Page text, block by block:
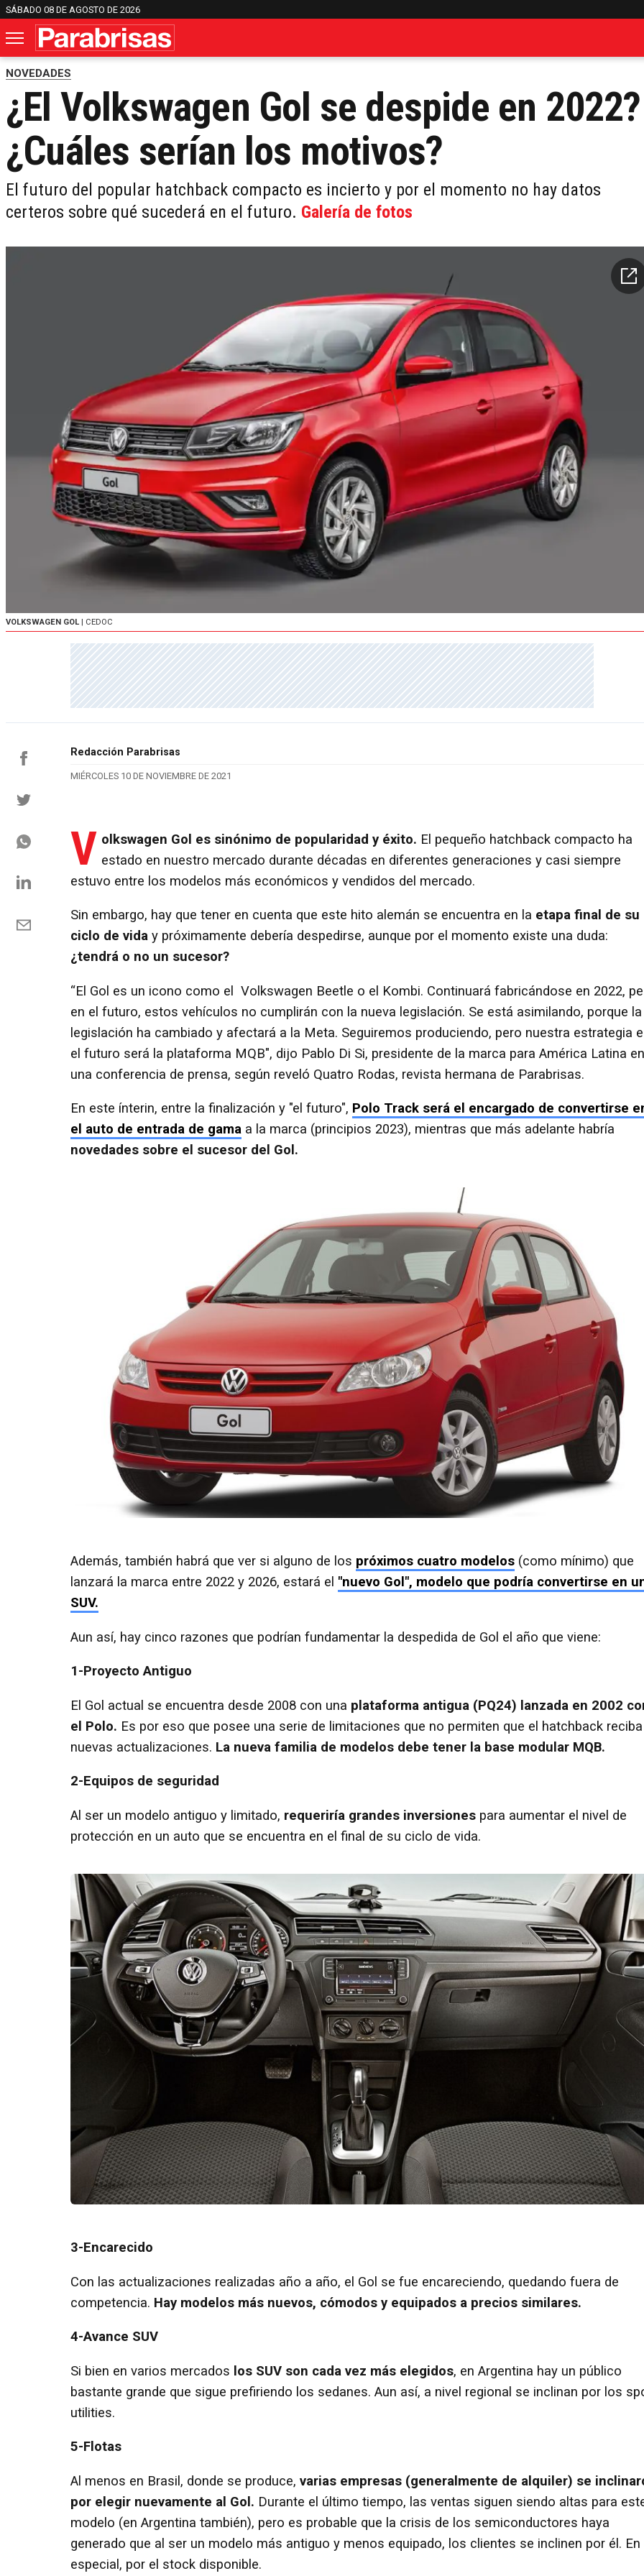
SÁBADO 08 DE AGOSTO DE 2026
NOVEDADES
¿El Volkswagen Gol se despide en 2022?
¿Cuáles serían los motivos?
El futuro del popular hatchback compacto es incierto y por el momento no hay datos
certeros sobre qué sucederá en el futuro. Galería de fotos
VOLKSWAGEN GOL | CEDOC
Redacción Parabrisas
MIÉRCOLES 10 DE NOVIEMBRE DE 2021
V olkswagen Gol es sinónimo de popularidad y éxito. El pequeño hatchback compacto ha
estado en nuestro mercado durante décadas en diferentes generaciones y casi siempre
estuvo entre los modelos más económicos y vendidos del mercado.
Sin embargo, hay que tener en cuenta que este hito alemán se encuentra en la etapa final de su
ciclo de vida y próximamente debería despedirse, aunque por el momento existe una duda:
¿tendrá o no un sucesor?
“El Gol es un icono como el Volkswagen Beetle o el Kombi. Continuará fabricándose en 2022,
en el futuro, estos vehículos no cumplirán con la nueva legislación. Se está asimilando, porque la
legislación ha cambiado y afectará a la Meta. Seguiremos produciendo, pero nuestra estrategia
el futuro será la plataforma MQB", dijo Pablo Di Si, presidente de la marca para América Latina en
una conferencia de prensa, según reveló Quatro Rodas, revista hermana de Parabrisas.
En este ínterin, entre la finalización y "el futuro", Polo Track será el encargado de convertirse
el auto de entrada de gama a la marca (principios 2023), mientras que más adelante habría
novedades sobre el sucesor del Gol.
Además, también habrá que ver si alguno de los próximos cuatro modelos (como mínimo) que
lanzará la marca entre 2022 y 2026, estará el "nuevo Gol", modelo que podría convertirse en
SUV.
Aun así, hay cinco razones que podrían fundamentar la despedida de Gol el año que viene:
1-Proyecto Antiguo
El Gol actual se encuentra desde 2008 con una plataforma antigua (PQ24) lanzada en 2002
el Polo. Es por eso que posee una serie de limitaciones que no permiten que el hatchback reciba
nuevas actualizaciones. La nueva familia de modelos debe tener la base modular MQB.
2-Equipos de seguridad
Al ser un modelo antiguo y limitado, requeriría grandes inversiones para aumentar el nivel de
protección en un auto que se encuentra en el final de su ciclo de vida.
3-Encarecido
Con las actualizaciones realizadas año a año, el Gol se fue encareciendo, quedando fuera de
competencia. Hay modelos más nuevos, cómodos y equipados a precios similares.
4-Avance SUV
Si bien en varios mercados los SUV son cada vez más elegidos, en Argentina hay un público
bastante grande que sigue prefiriendo los sedanes. Aun así, a nivel regional se inclinan por los
utilities.
5-Flotas
Al menos en Brasil, donde se produce, varias empresas (generalmente de alquiler) se
por elegir nuevamente al Gol. Durante el último tiempo, las ventas siguen siendo altas para
modelo (en Argentina también), pero es probable que la crisis de los semiconductores haya
generado que al ser un modelo más antiguo y menos equipado, los clientes se inclinen por él. En
especial, por el stock disponible.